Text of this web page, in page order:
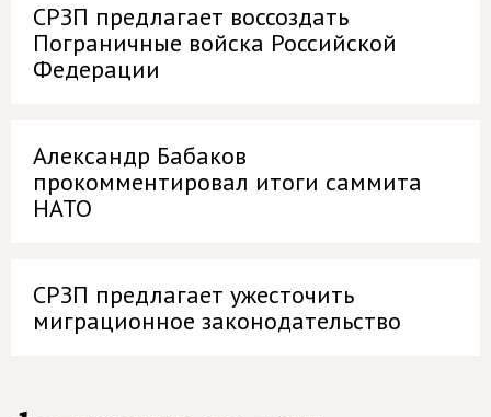
СРЗП предлагает воссоздать
Пограничные войска Российской
Федерации
Александр Бабаков
прокомментировал итоги саммита
НАТО
СРЗП предлагает ужесточить
миграционное законодательство